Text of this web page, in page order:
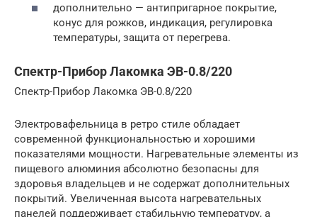
дополнительно — антипригарное покрытие,
конус для рожков, индикация, регулировка
температуры, защита от перегрева.
Спектр-Прибор Лакомка ЭВ-0.8/220
Спектр-Прибор Лакомка ЭВ-0.8/220
Электровафельница в ретро стиле обладает
современной функциональностью и хорошими
показателями мощности. Нагревательные элементы из
пищевого алюминия абсолютно безопасны для
здоровья владельцев и не содержат дополнительных
покрытий. Увеличенная высота нагревательных
панелей поддерживает стабильную температуру, а